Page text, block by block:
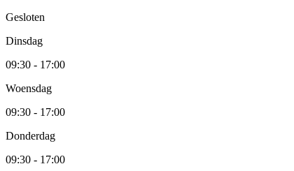
Gesloten
Dinsdag
09:30 - 17:00
Woensdag
09:30 - 17:00
Donderdag
09:30 - 17:00